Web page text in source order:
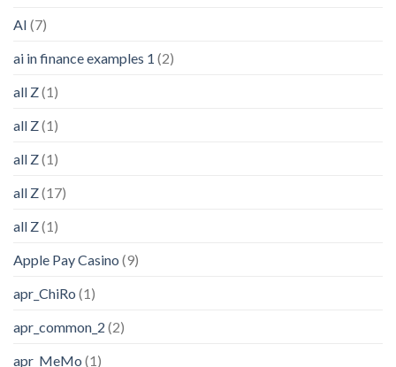
AI (7)
ai in finance examples 1 (2)
all Z(1)
all Z(1)
all Z(1)
all Z(17)
all Z(1)
Apple Pay Casino (9)
apr_ChiRo (1)
apr_common_2 (2)
apr_MeMo (1)